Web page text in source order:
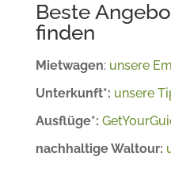
Beste
finden
Mietwagen: unsere
Unterkunft*: unsere
Ausflüge*:
nachhaltige Waltour: